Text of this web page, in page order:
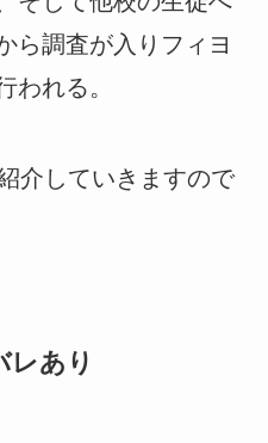
ら調査が入りフィヨ
われる。
介していきますので
レあり